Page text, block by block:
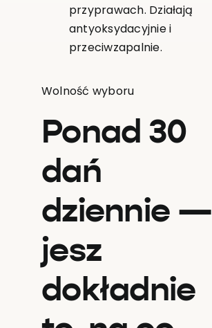
przyprawach. Działają
antyoksydacyjnie i
przeciwzapalnie.
Wolność wyboru
Ponad 30
dań
dziennie —
jesz
dokładnie